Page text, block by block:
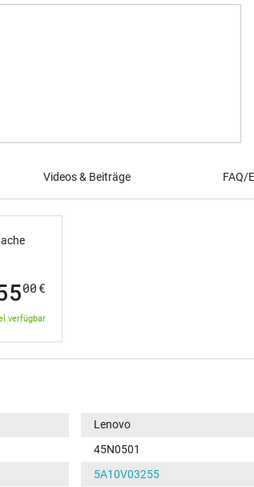
Videos & Beiträge FAQ/
verfügbar
00 €
Lenovo
45N0501
5A10V03255